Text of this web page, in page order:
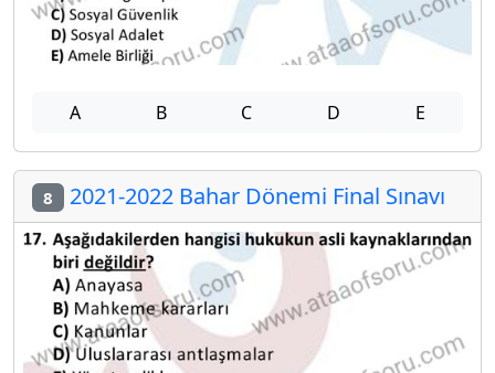
A B C D E
8 2021-2022 Bahar Dönemi Final Sınavı